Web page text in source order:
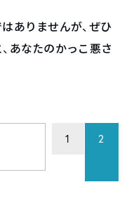
ありませんが、ぜひ
あなたのかっこ悪さ
1 2